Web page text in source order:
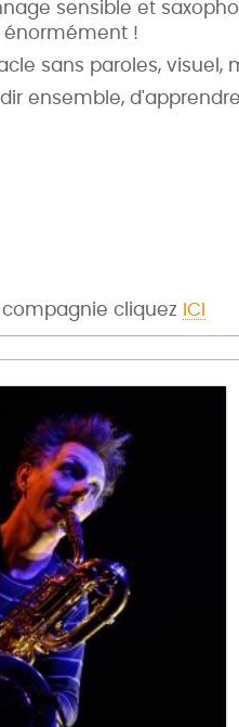
sensible et
énormément !
sans paroles,
ensemble,
compagnie cliquez ICI